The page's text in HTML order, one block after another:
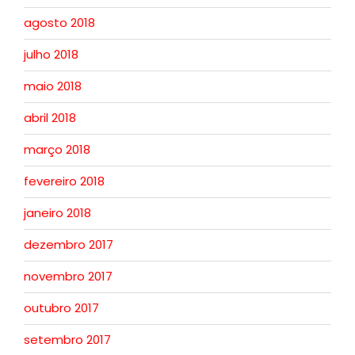
agosto 2018
julho 2018
maio 2018
abril 2018
março 2018
fevereiro 2018
janeiro 2018
dezembro 2017
novembro 2017
outubro 2017
setembro 2017